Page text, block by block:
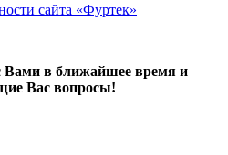
сайта «Фуртек»
Вами в ближайшее время и
Вас вопросы!